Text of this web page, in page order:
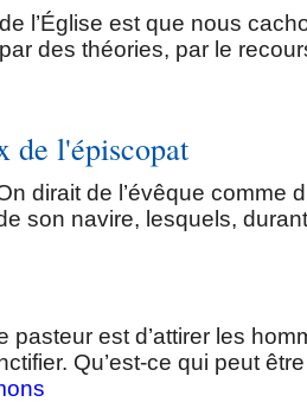
l’Église est que nous
des théories, par le
de l'épiscopat
dirait de l’évêque comme
son navire, lesquels,
pasteur est d’attirer les
Qu’est-ce qui peut